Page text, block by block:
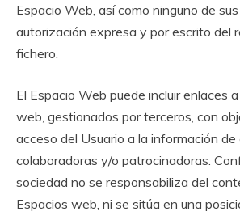
Espacio Web, así como ninguno de
autorización expresa y por escrito del
fichero.
El Espacio Web puede incluir enlaces
web, gestionados por terceros, con
acceso del Usuario a la información de
colaboradoras y/o patrocinadoras.
sociedad no se responsabiliza del
Espacios web, ni se sitúa en una